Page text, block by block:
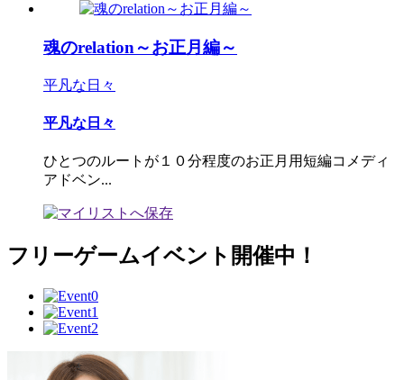
魂のrelation～お正月編～
平凡な日々
平凡な日々
ひとつのルートが１０分程度のお正月用短編コメディ
アドベン...
フリーゲームイベント開催中！